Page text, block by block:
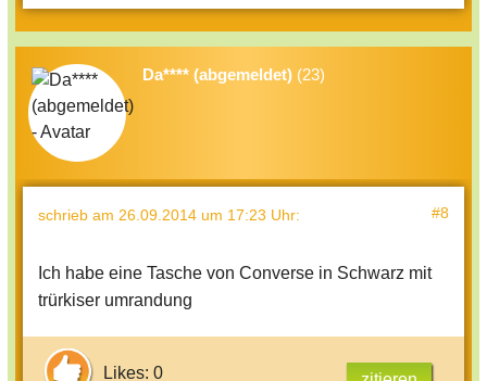
Da**** (abgemeldet) (23)
schrieb am 26.09.2014 um 17:23 Uhr: #8
Ich habe eine Tasche von Converse in Schwarz mit
trürkiser umrandung
Likes: 0